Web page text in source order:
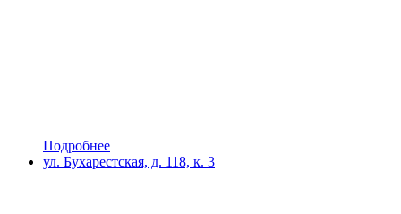
Подробнее
ул. Бухарестская, д. 118, к. 3